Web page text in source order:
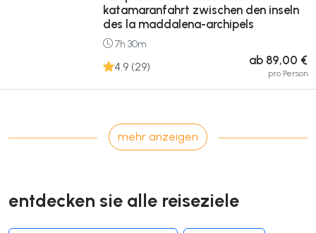
katamaranfahrt zwischen den inseln
des la maddalena-archipels
7h 30m
4.9 (29) ab 89,00 €
pro Person
mehr anzeigen
entdecken sie alle reiseziele